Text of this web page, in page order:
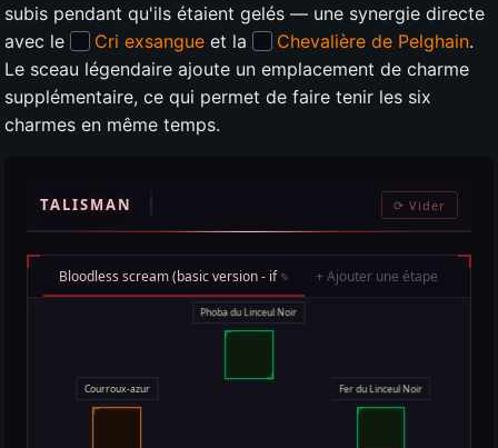
subis pendant qu'ils étaient gelés — une synergie directe
avec le
Cri exsangue et la Chevalière de Pelghain.
Le sceau légendaire ajoute un emplacement de charme
supplémentaire, ce qui permet de faire tenir les six
charmes en même temps.